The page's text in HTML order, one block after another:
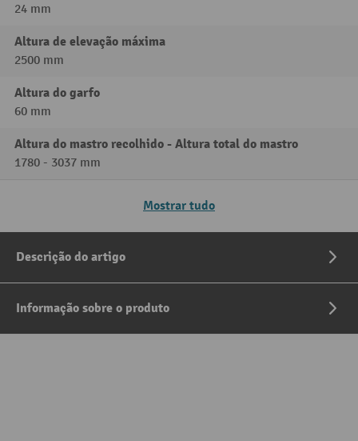
24 mm
Altura de elevação máxima
2500 mm
Altura do garfo
60 mm
Altura do mastro recolhido - Altura total do mastro
1780 - 3037 mm
Mostrar tudo
Descrição do artigo
Informação sobre o produto